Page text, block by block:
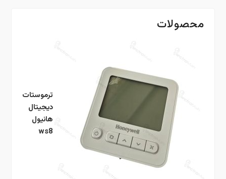
محصولات
ترموستات
دیجیتال
هانیول
ws8